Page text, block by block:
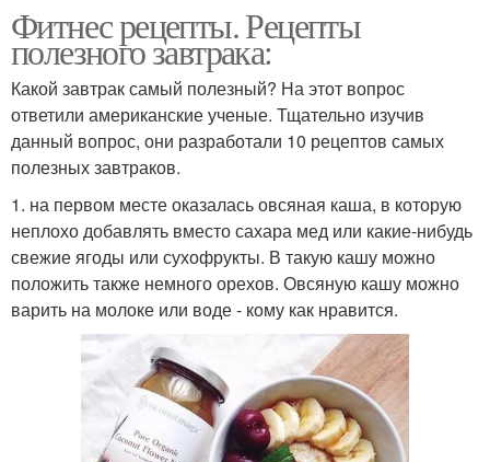
Фитнес рецепты. Рецепты
полезного завтрака:
Какой завтрак самый полезный? На этот вопрос
ответили американские ученые. Тщательно изучив
данный вопрос, они разработали 10 рецептов самых
полезных завтраков.
1. на первом месте оказалась овсяная каша, в которую
неплохо добавлять вместо сахара мед или какие-нибудь
свежие ягоды или сухофрукты. В такую кашу можно
положить также немного орехов. Овсяную кашу можно
варить на молоке или воде - кому как нравится.